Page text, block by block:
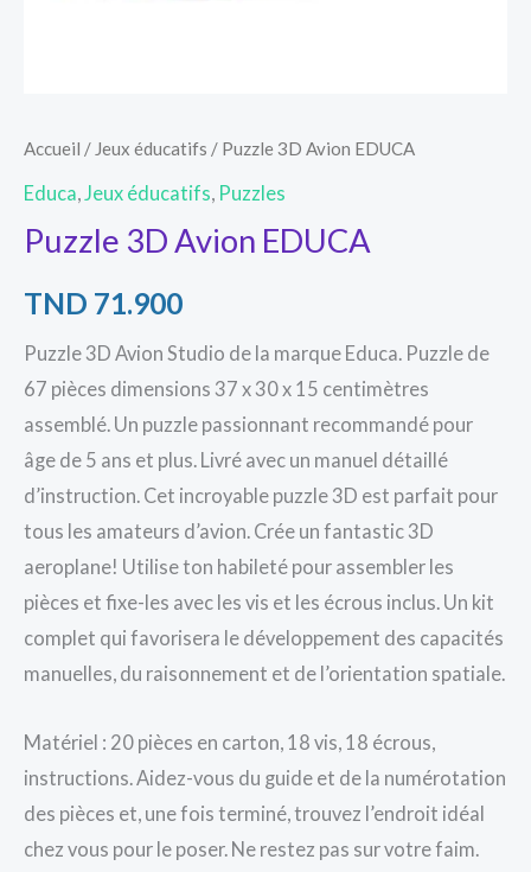
Accueil / Jeux éducatifs / Puzzle 3D Avion EDUCA
Educa Jeux éducatifs Puzzles
Puzzle 3D Avion EDUCA
TND 71.900
Puzzle 3D Avion Studio de la marque Educa. Puzzle de
67 pièces dimensions 37 x 30 x 15 centimètres
assemblé. Un puzzle passionnant recommandé pour
âge de 5 ans et plus. Livré avec un manuel détaillé
d’instruction. Cet incroyable puzzle 3D est parfait pour
tous les amateurs d’avion. Crée un fantastic 3D
aeroplane! Utilise ton habileté pour assembler les
pièces et fixe-les avec les vis et les écrous inclus. Un kit
complet qui favorisera le développement des capacités
manuelles, du raisonnement et de l’orientation spatiale.
Matériel : 20 pièces en carton, 18 vis, 18 écrous,
instructions. Aidez-vous du guide et de la numérotation
des pièces et, une fois terminé, trouvez l’endroit idéal
chez vous pour le poser. Ne restez pas sur votre faim.